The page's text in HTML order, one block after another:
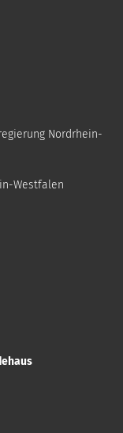
Nordrhein-
Westfalen